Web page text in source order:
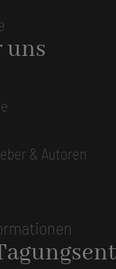
uns
& Autoren